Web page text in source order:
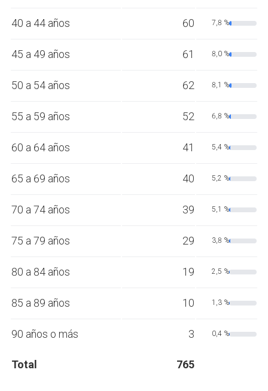
40 a 44 años 60 7,8 %
45 a 49 años 61 8,0 %
50 a 54 años 62 8,1 %
55 a 59 años 52 6,8 %
60 a 64 años 41 5,4 %
65 a 69 años 40 5,2 %
70 a 74 años 39 5,1 %
75 a 79 años 29 3,8 %
80 a 84 años 19 2,5 %
85 a 89 años 10 1,3 %
90 años o más 3 0,4 %
Total 765